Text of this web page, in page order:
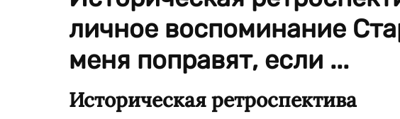
личное воспоминание
меня поправят, если ...
Историческая ретроспектива